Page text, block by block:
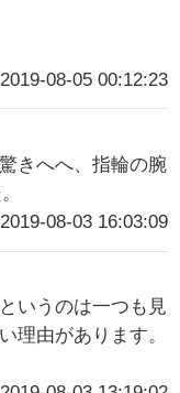
2019-08-05 00:12:23
きへへ、指輪の腕
2019-08-03 16:03:09
いうのは一つも見
理由があります。